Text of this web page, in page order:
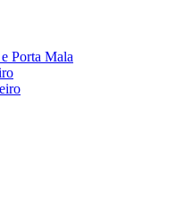
Porta Mala